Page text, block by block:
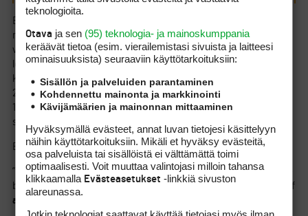
Enemmän kuin 3-4 astetta. Vanhoissa Lynx Parallax -
mailoissani r5 oli 30° (uudemmissa oli enää 28°, kuten myös
vanhassa Wishonin 550-sarjassani) ja esim. Titun 718 AP2 r5:n
loft on vain 24° ja r7 on tuo 30°. Lisäksi monet (elleivät peräti
kaikki?) valmistajat ovat pidentäneet varsia 1/2 – 1 tuumaa tässä
20 vuoden aikana. Tarkoittaa sitä, että jos vanhalla r5:llä löisi
170 metriä (kuten silloin 20 vuotta sitten löin), niin vähintään
sama matka lentäisi r6:lla ja lähelle pääsisi r7:llakin.
EDIT: Netistä löytyi tämmöinen lausunto:
”the 5 iron will have a lower trajectory and shorter carry distance
but more roll and more control. A 5 iron golf club will have a loft of
anywhere from 21 to 27 degrees
teknologioita.
Otava ja sen (95) teknologia- ja mainoskumppania
keräävät tietoa (esim. vierailemis­tasi sivuista ja laitteesi
ominaisuuk­sista) seuraaviin käyttötarkoituksiin:
Sisällön ja palveluiden parantaminen
Kohdennettu mainonta ja markkinointi
Kävijämäärien ja mainonnan mittaaminen
Hyväksymällä evästeet, annat luvan tietojesi käsittelyyn
näihin käyttötarkoituksiin. Mikäli et hyväksy evästeitä,
osa palveluista tai sisällöistä ei välttämättä toimi
optimaalisesti. Voit muuttaa valintojasi milloin tahansa
klikkaamalla Evästeasetukset -linkkiä sivuston
alareunassa.